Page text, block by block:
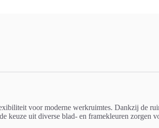
voor moderne werkruimtes. Dankzij de
keuze uit diverse blad- en framekleuren